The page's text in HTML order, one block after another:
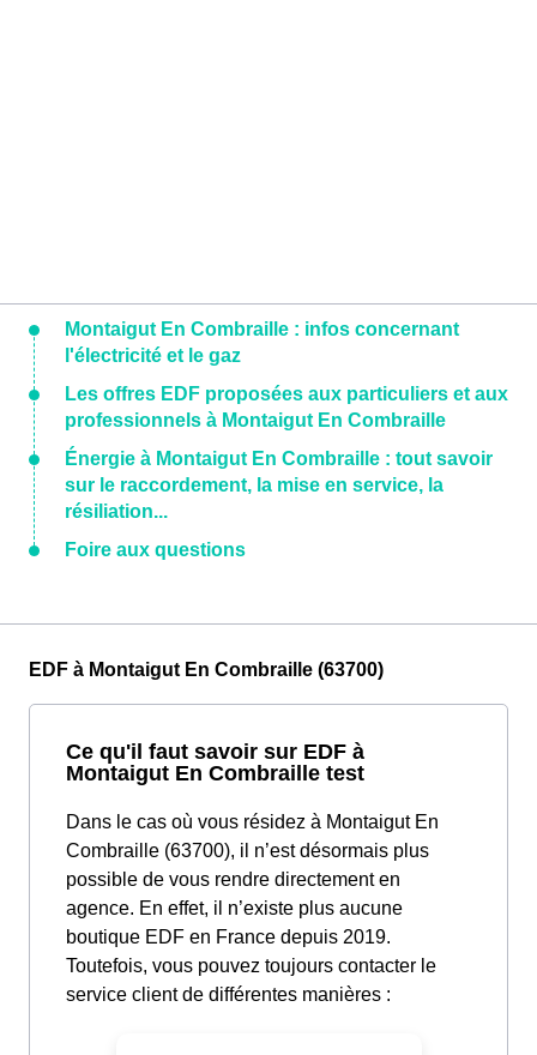
Montaigut En Combraille : infos concernant
l'électricité et le gaz
Les offres EDF proposées aux particuliers et aux
professionnels à Montaigut En Combraille
Énergie à Montaigut En Combraille : tout savoir
sur le raccordement, la mise en service, la
résiliation...
Foire aux questions
EDF à Montaigut En Combraille (63700)
Ce qu'il faut savoir sur EDF à
Montaigut En Combraille test
Dans le cas où vous résidez à Montaigut En
Combraille (63700), il n’est désormais plus
possible de vous rendre directement en
agence. En effet, il n’existe plus aucune
boutique EDF en France depuis 2019.
Toutefois, vous pouvez toujours contacter le
service client de différentes manières :